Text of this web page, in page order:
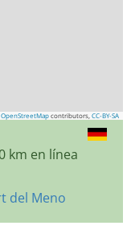
OpenStreetMap contributors, CC-BY-SA
km en línea
del Meno